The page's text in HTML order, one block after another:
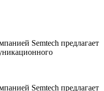
Semtech предлагает
Semtech предлагает